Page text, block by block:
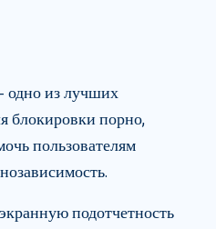
одно из лучших
блокировки порно,
пользователям
подотчетность